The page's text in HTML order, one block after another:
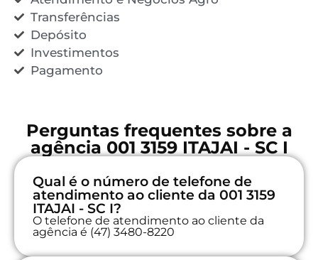
Transferências
Depósito
Investimentos
Pagamento
Perguntas frequentes sobre a
agência 001 3159 ITAJAI - SC I
Qual é o número de telefone de
atendimento ao cliente da 001 3159
ITAJAI - SC I?
O telefone de atendimento ao cliente da
agência é (47) 3480-8220